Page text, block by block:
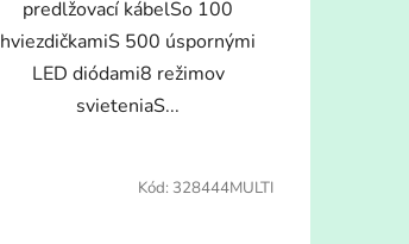
predlžovací kábelSo 100
hviezdičkamiS 500 úspornými
LED diódami8 režimov
svieteniaS...
Kód: 328444MULTI